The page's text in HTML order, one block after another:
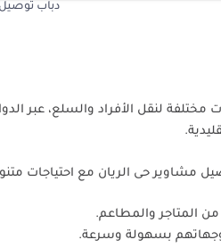
دباب توصيل
مختلفة لنقل الأفراد والسلع، عبر
مشاوير حى الريان مع احتياجات
المتاجر والمطاعم.
وجهاتهم بسهولة وسرعة.